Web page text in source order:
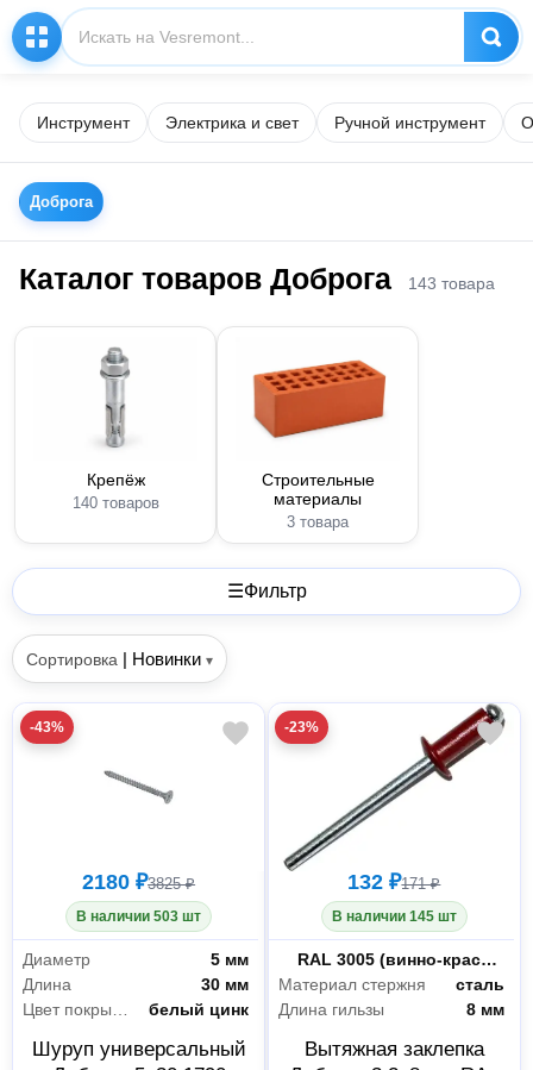
Инструмент Электрика и свет Ручной инструмент
Доброга
Каталог товаров Доброга 143 товара
Крепёж
140 товаров
Строительные
материалы
3 товара
☰Фильтр
Сортировка | Новинки ▾
-43%
2180 ₽3825 ₽
В наличии 503 шт
Диаметр
5 мм
Длина
30 мм
белый цинк
Шуруп универсальный
-23%
132 ₽171 ₽
В наличии 145 шт
Цвет RAL
RAL 3005 (винно-красный)
Материал стержня
сталь
Длина гильзы
8 мм
Вытяжная заклепка